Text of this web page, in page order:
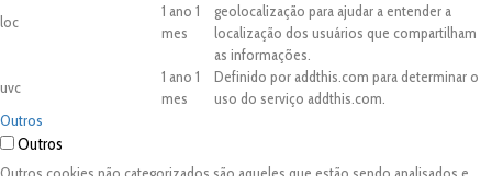
loc
1 ano 1
mes
geolocalização para ajudar a entender a
localização dos usuários que compartilham
as informações.
uvc
1 ano 1
mes
Definido por addthis.com para determinar o
uso do serviço addthis.com.
Outros
Outros